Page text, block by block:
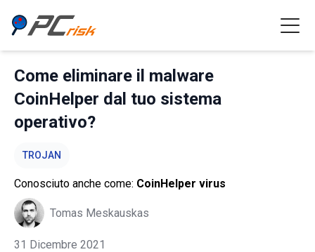
Come eliminare il malware
CoinHelper dal tuo sistema
operativo?
TROJAN
Conosciuto anche come: CoinHelper virus
Tomas Meskauskas
31 Dicembre 2021